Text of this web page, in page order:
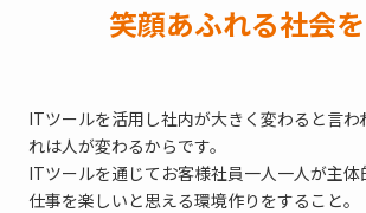
笑顔あふれる社会
ITツールを活用し社内が大きく変わると言わ
れは人が変わるからです。
ITツールを通じてお客様社員一人一人が主体
仕事を楽しいと思える環境作りをすること。